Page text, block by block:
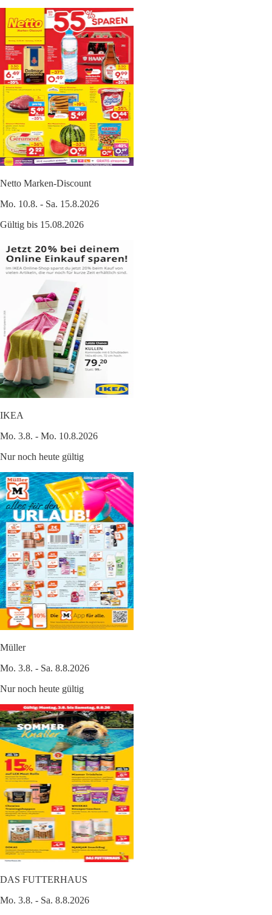
Netto Marken-Discount
Mo. 10.8. - Sa. 15.8.2026
Gültig bis 15.08.2026
IKEA
Mo. 3.8. - Mo. 10.8.2026
Nur noch heute gültig
Müller
Mo. 3.8. - Sa. 8.8.2026
Nur noch heute gültig
DAS FUTTERHAUS
Mo. 3.8. - Sa. 8.8.2026